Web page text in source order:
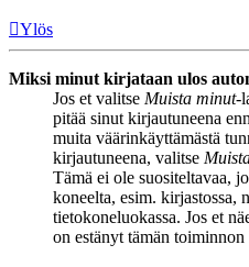
Ylös
Miksi minut kirjataan ulos
Jos et valitse Muista minut-
pitää sinut kirjautuneena
muita väärinkäyttämästä
kirjautuneena, valitse
Tämä ei ole suositeltavaa,
koneelta, esim. kirjastossa,
tietokoneluokassa. Jos et
on estänyt tämän toiminnon